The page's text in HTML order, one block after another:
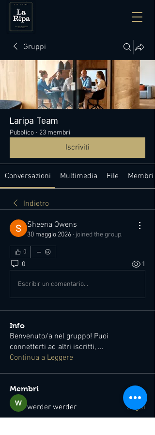
Gruppi
Laripa Team
Pubblico · 23 membri
Iscriviti
Conversazioni Multimedia File Membri
Indietro
Sheena Owens
30 maggio 2026 · joined the group.
0
0 1
Escribir un comentario...
Info
Benvenuto/a nel gruppo! Puoi
connetterti ad altri iscritti, ...
Continua a Leggere
Membri
werder werder Segui